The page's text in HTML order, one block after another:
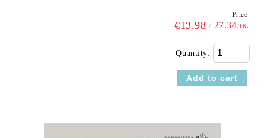
Price:
€13.98 27.34лв.
Quantity: